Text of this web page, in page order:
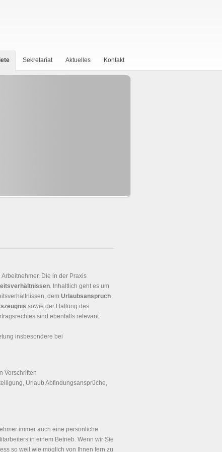
Sekretariat Aktuelles Kontakt
Die in der Praxis
. Inhaltlich geht es um
dem Urlaubsanspruch
sowie der Haftung des
sind ebenfalls relevant.
insbesondere bei
Vorschriften
Urlaub Abfindungsansprüche,
immer auch eine persönliche
in einem Betrieb. Wenn wir Sie
so weit wie möglich von Ihnen fern zu